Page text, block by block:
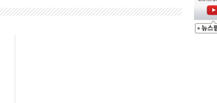
위험수위…숨은 차입이 더 큰 변수"
쟁상대 中과 비교해야"
'선봉'의 대민 봉사